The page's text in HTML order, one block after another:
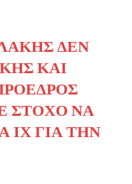
ΔΕΝ
ΚΑΙ
ΣΤΌΧΟ ΝΑ
ΙΧ ΓΙΑ ΤΗΝ